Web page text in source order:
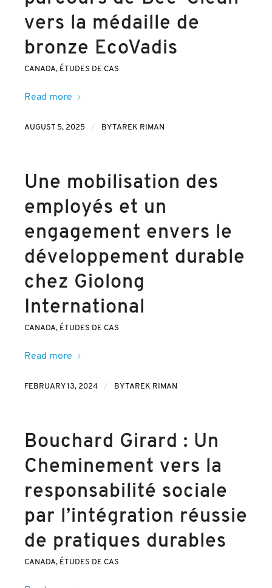
vers la médaille de
bronze EcoVadis
CANADA, ÉTUDES DE CAS
Read more
AUGUST 5, 2025 / BYTAREK RIMAN
Une mobilisation des
employés et un
engagement envers le
développement durable
chez Giolong
International
CANADA, ÉTUDES DE CAS
Read more
FEBRUARY 13, 2024 / BYTAREK RIMAN
Bouchard Girard : Un
Cheminement vers la
responsabilité sociale
par l’intégration réussie
de pratiques durables
CANADA, ÉTUDES DE CAS